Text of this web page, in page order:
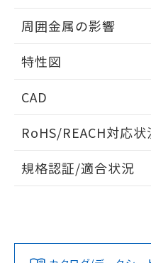
出力段回路図
相互干渉
A: 80mm以上、B: 60mm以上
周囲金属の影響
周囲金属の影響
特性図
検出物体の大きさと材質に
CAD
ドすることができます
ログイ
ダウンロードデータをご利
みください。
RoHS/REACH対応状
EU RoHS 注意事項・
規格認証/適合状況
物質の対応では、
荷製品に未対応品が
欄に対応日を記載
既に当社にて対応
していることから